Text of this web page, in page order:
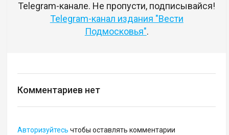
Telegram-канале. Не пропусти, подписывайся!
Telegram-канал издания "Вести
Подмосковья".
Комментариев нет
Авторизуйтесь чтобы оставлять комментарии